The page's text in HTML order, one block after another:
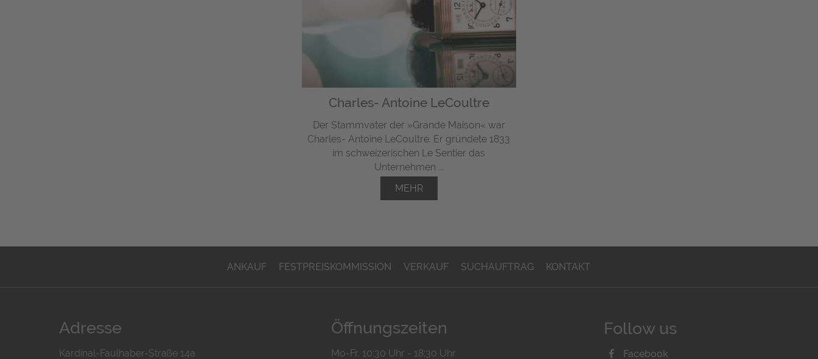
Charles- Antoine LeCoultre
Der Stammvater der »Grande Maison« war
Charles- Antoine LeCoultre. Er gründete 1833
im schweizerischen Le Sentier das
Unternehmen ...
MEHR
ANKAUF FESTPREISKOMMISSION VERKAUF SUCHAUFTRAG KONTAKT
Adresse
Kardinal-Faulhaber-Straße 14a
Öffnungszeiten
Mo-Fr. 10:30 Uhr - 18:30 Uhr
Follow us
Facebook